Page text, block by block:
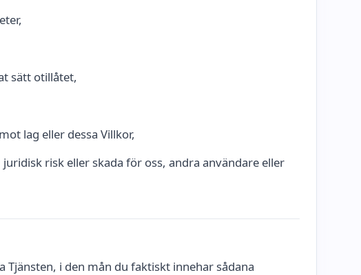
sätt otillåtet,
lag eller dessa Villkor,
risk eller skada för oss, andra användare eller
i den mån du faktiskt innehar sådana